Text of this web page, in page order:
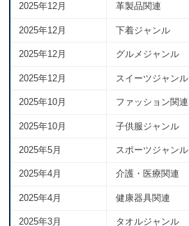
2025年12月 革製品関連
2025年12月 下着ジャンル
2025年12月 グルメジャンル
2025年12月 スイーツジャンル
2025年10月 ファッション関連
2025年10月 子供服ジャンル
2025年5月 スポーツジャンル
2025年4月 介護・医療関連
2025年4月 健康器具関連
2025年3月 タオルジャンル